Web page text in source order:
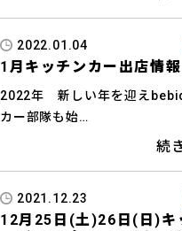
2022.01.04
1月キッチンカー出店情報
2022年 新しい年を迎え
カー部隊も始…
2021.12.23
12月25日(土)26日(日)キ